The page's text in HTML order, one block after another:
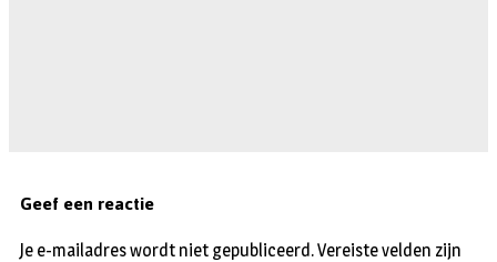
Geef een reactie
Je e-mailadres wordt niet gepubliceerd.Vereiste velden zijn